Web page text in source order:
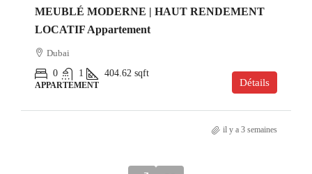
MEUBLÉ MODERNE | HAUT RENDEMENT
LOCATIF Appartement
Dubai
0
1 404.62 sqft
APPARTEMENT Détails
il y a 3 semaines